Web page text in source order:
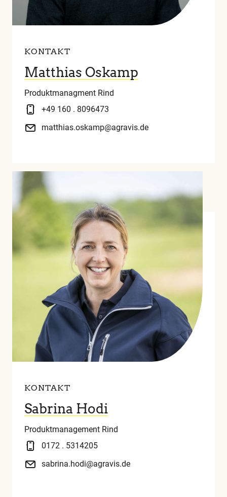
KONTAKT
Matthias Oskamp
Produktmanagment Rind
+49 160 . 8096473
matthias.oskamp@agravis.de
KONTAKT
Sabrina Hodi
Produktmanagement Rind
0172 . 5314205
sabrina.hodi@agravis.de